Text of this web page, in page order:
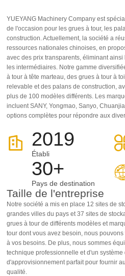
YUEYANG Machinery Company est
de l'occasion pour les grues à tour, les
construction. Actuellement, la société a
ressources nationales chinoises, en
avec des prix transparents, éliminant
les intermédiaires. Notre gamme
à tour à tête marteau, des grues à tour à
relevable et des palans de construction,
plus de 100 modèles différents. Les
incluent SANY, Yongmao, Sanyo,
options complètes pour répondre aux
2019
Établi
30+
Pays de destination
Taille de l'entreprise
Notre société a mis en place 12 sites de
grandes villes du pays et 37 sites de
grues à tour de différents modèles et
tour dont vous avez besoin, nous
à vos besoins. De plus, nous sommes
technique professionnelle et d'un
d'approvisionnement parfait pour fournir
qualité.